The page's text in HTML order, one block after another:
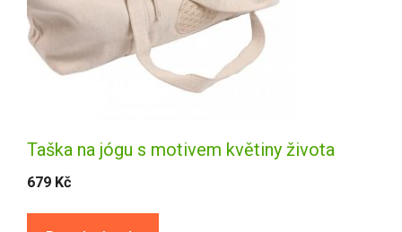
Taška na jógu s motivem květiny života
679 Kč